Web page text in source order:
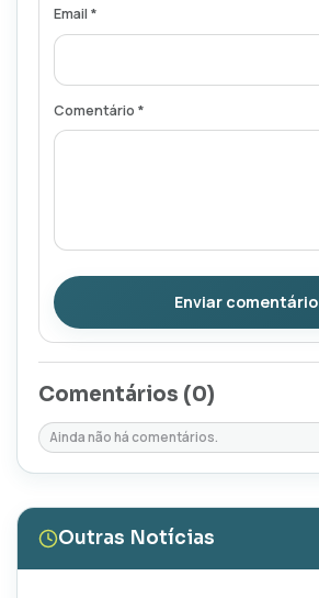
Email *
Comentário *
Enviar comentário
Comentários (0)
Ainda não há comentários.
Outras Notícias